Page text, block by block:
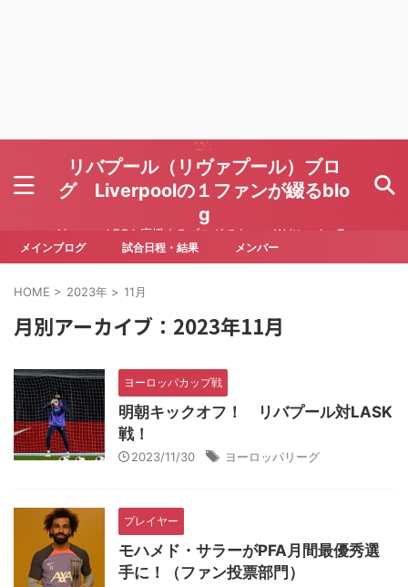
リバプール（リヴァプール）ブロ
グ Liverpoolの１ファンが綴るblo
g
Liverpool FCを応援するブログです Written by To
ru Yoda
メインブログ 試合日程・結果 メンバー
HOME > 2023年 > 11月
月別アーカイブ：2023年11月
ヨーロッパカップ戦
明朝キックオフ！ リバプール対LASK
戦！
2023/11/30 ヨーロッパリーグ
プレイヤー
モハメド・サラーがPFA月間最優秀選
手に！（ファン投票部門）